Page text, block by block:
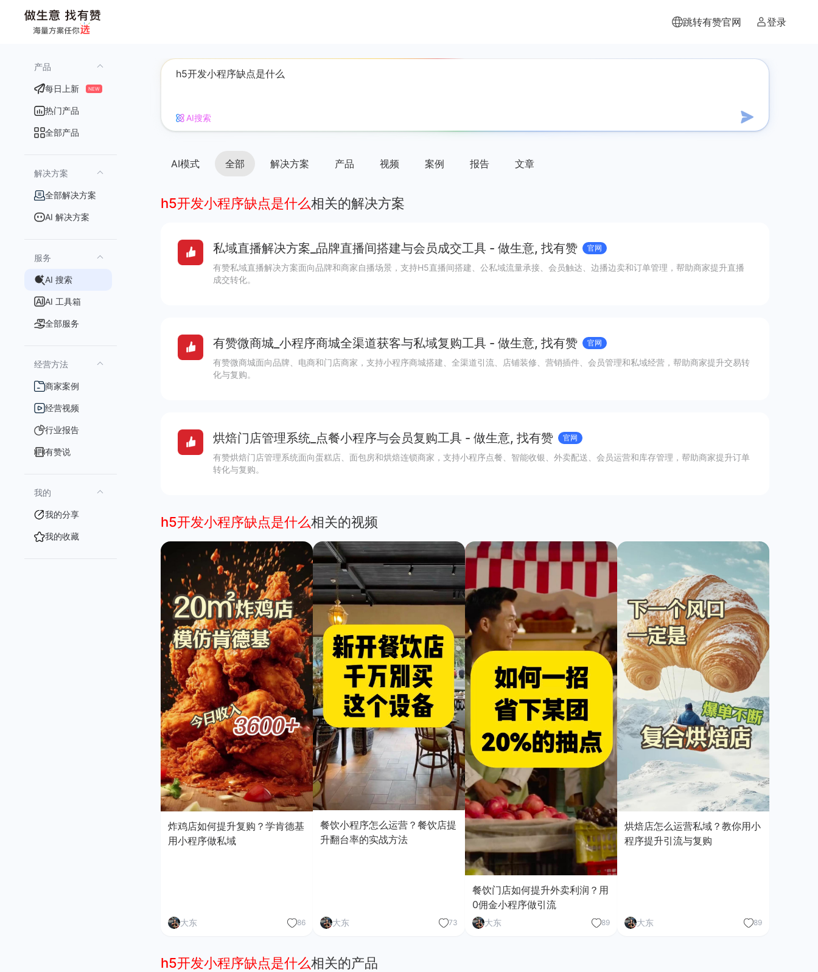
跳转有赞官网 登录
产品
每日上新 NEW
热门产品
全部产品
解决方案
全部解决方案
AI 解决方案
服务
AI 搜索
AI 工具箱
全部服务
经营方法
商家案例
经营视频
行业报告
有赞说
我的
我的分享
我的收藏
AI搜索
AI模式 全部 解决方案 产品 视频 案例 报告 文章
h5开发小程序缺点是什么相关的解决方案
私域直播解决方案_品牌直播间搭建与会员成交工具 - 做生意, 找有赞 官网
有赞私域直播解决方案面向品牌和商家自播场景，支持H5直播间搭建、公私域流量承接、会员触达、边播边卖和订单管理，帮助商家提升直播
成交转化。
有赞微商城_小程序商城全渠道获客与私域复购工具 - 做生意, 找有赞 官网
有赞微商城面向品牌、电商和门店商家，支持小程序商城搭建、全渠道引流、店铺装修、营销插件、会员管理和私域经营，帮助商家提升交易转
化与复购。
烘焙门店管理系统_点餐小程序与会员复购工具 - 做生意, 找有赞 官网
有赞烘焙门店管理系统面向蛋糕店、面包房和烘焙连锁商家，支持小程序点餐、智能收银、外卖配送、会员运营和库存管理，帮助商家提升订单
转化与复购。
h5开发小程序缺点是什么相关的视频
炸鸡店如何提升复购？学肯德基
用小程序做私域
大东 86
餐饮小程序怎么运营？餐饮店提
升翻台率的实战方法
大东 73
餐饮门店如何提升外卖利润？用
0佣金小程序做引流
大东 89
烘焙店怎么运营私域？教你用小
程序提升引流与复购
大东 89
h5开发小程序缺点是什么相关的产品